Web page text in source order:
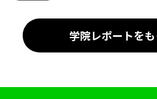
eスポーツ高等学院博多校
横浜市にぎわいスポーツ文化局
学院レポートを